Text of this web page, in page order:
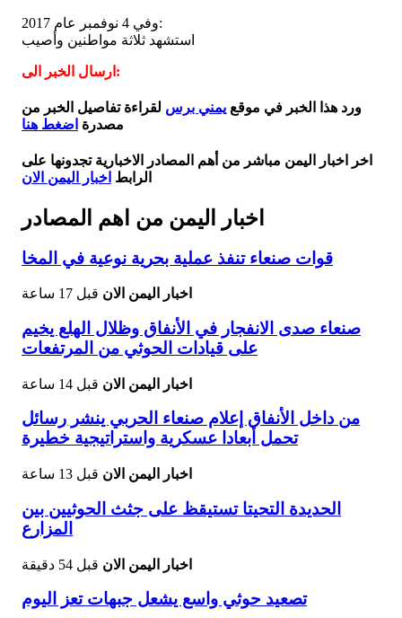
وفي 4 نوفمبر عام 2017:
استشهد ثلاثة مواطنين وأصيب
ارسال الخبر الى:
ورد هذا الخبر في موقع يمني برس لقراءة تفاصيل الخبر من
مصدرة اضغط هنا
اخر اخبار اليمن مباشر من أهم المصادر الاخبارية تجدونها على
الرابط اخبار اليمن الان
اخبار اليمن من اهم المصادر
قوات صنعاء تنفذ عملية بحرية نوعية في المخا
اخبار اليمن الان قبل 17 ساعة
صنعاء صدى الانفجار في الأنفاق وظلال الهلع يخيم
على قيادات الحوثي من المرتفعات
اخبار اليمن الان قبل 14 ساعة
من داخل الأنفاق إعلام صنعاء الحربي ينشر رسائل
تحمل أبعادا عسكرية واستراتيجية خطيرة
اخبار اليمن الان قبل 13 ساعة
الحديدة التحيتا تستيقظ على جثث الحوثيين بين
المزارع
اخبار اليمن الان قبل 54 دقيقة
تصعيد حوثي واسع يشعل جبهات تعز اليوم